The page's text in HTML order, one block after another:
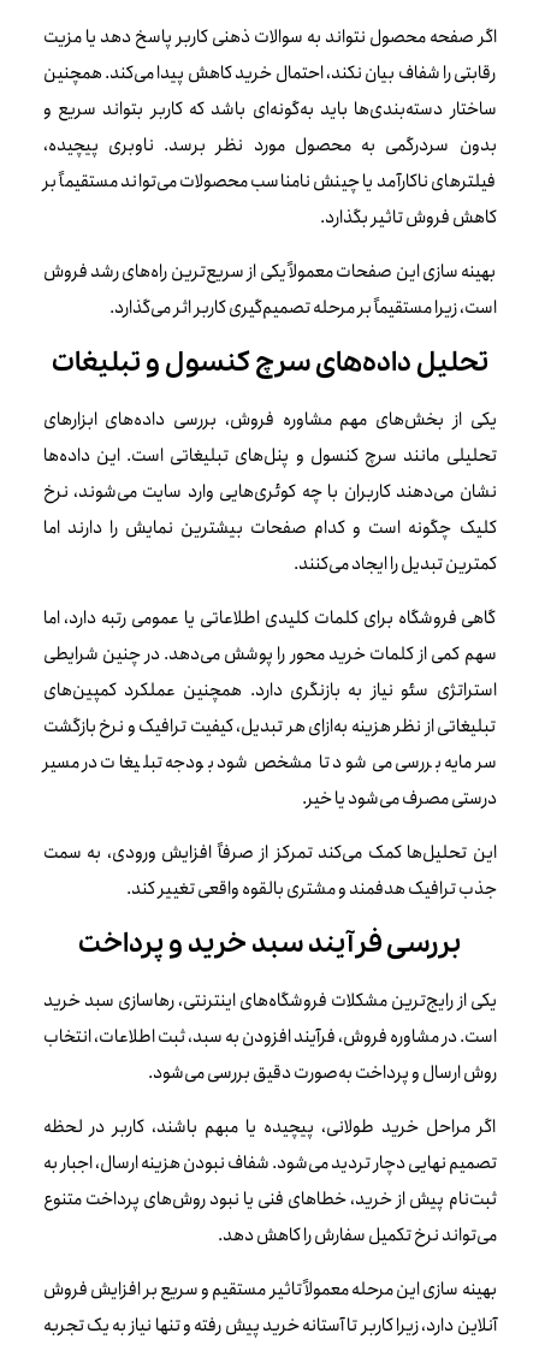
اگر صفحه محصول نتواند به سوالات ذهنی کاربر پاسخ دهد یا مزیت
رقابتی را شفاف بیان نکند، احتمال خرید کاهش پیدا می‌کند. همچنین
ساختار دسته‌بندی‌ها باید به‌گونه‌ای باشد که کاربر بتواند سریع و
بدون سردرگمی به محصول مورد نظر برسد. ناوبری پیچیده،
فیلترهای ناکارآمد یا چینش نامناسب محصولات می‌تواند مستقیماً بر
کاهش فروش تاثیر بگذارد.
بهینه سازی این صفحات معمولاً یکی از سریع‌ترین راه‌های رشد فروش
است، زیرا مستقیماً بر مرحله تصمیم‌گیری کاربر اثر می‌گذارد.
تحلیل داده‌های سرچ کنسول و تبلیغات
یکی از بخش‌های مهم مشاوره فروش، بررسی داده‌های ابزارهای
تحلیلی مانند سرچ کنسول و پنل‌های تبلیغاتی است. این داده‌ها
نشان می‌دهند کاربران با چه کوئری‌هایی وارد سایت می‌شوند، نرخ
کلیک چگونه است و کدام صفحات بیشترین نمایش را دارند اما
کمترین تبدیل را ایجاد می‌کنند.
گاهی فروشگاه برای کلمات کلیدی اطلاعاتی یا عمومی رتبه دارد، اما
سهم کمی از کلمات خرید محور را پوشش می‌دهد. در چنین شرایطی
استراتژی سئو نیاز به بازنگری دارد. همچنین عملکرد کمپین‌های
تبلیغاتی از نظر هزینه به‌ازای هر تبدیل، کیفیت ترافیک و نرخ بازگشت
سرمایه بررسی می‌شود تا مشخص شود بودجه تبلیغات در مسیر
درستی مصرف می‌شود یا خیر.
این تحلیل‌ها کمک می‌کند تمرکز از صرفاً افزایش ورودی، به سمت
جذب ترافیک هدفمند و مشتری بالقوه واقعی تغییر کند.
بررسی فرآیند سبد خرید و پرداخت
یکی از رایج‌ترین مشکلات فروشگاه‌های اینترنتی، رهاسازی سبد خرید
است. در مشاوره فروش، فرآیند افزودن به سبد، ثبت اطلاعات، انتخاب
روش ارسال و پرداخت به‌صورت دقیق بررسی می‌شود.
اگر مراحل خرید طولانی، پیچیده یا مبهم باشند، کاربر در لحظه
تصمیم نهایی دچار تردید می‌شود. شفاف نبودن هزینه ارسال، اجبار به
ثبت‌نام پیش از خرید، خطاهای فنی یا نبود روش‌های پرداخت متنوع
می‌تواند نرخ تکمیل سفارش را کاهش دهد.
بهینه سازی این مرحله معمولاً تاثیر مستقیم و سریع بر افزایش فروش
آنلاین دارد، زیرا کاربر تا آستانه خرید پیش رفته و تنها نیاز به یک تجربه